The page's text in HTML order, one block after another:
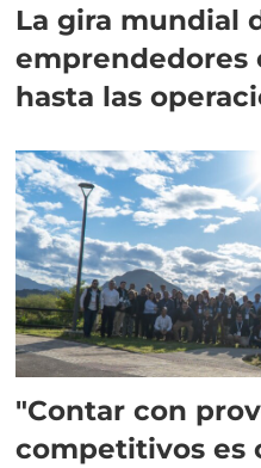
La gira mundial
emprendedores
hasta las
"Contar con
competitivos es